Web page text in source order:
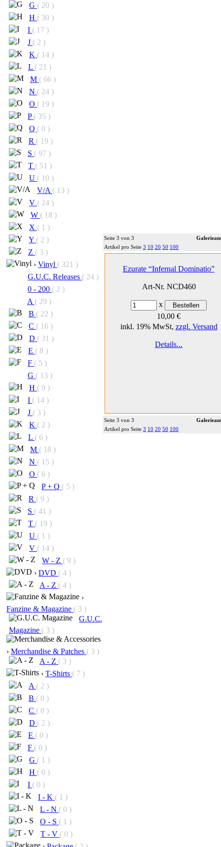
G ( 20 )
H ( 30 )
I ( 17 )
J ( 2 )
K ( 14 )
L ( 21 )
M ( 66 )
N ( 24 )
O ( 19 )
P ( 35 )
Q ( 0 )
R ( 19 )
S ( 97 )
T ( 51 )
U ( 10 )
V/A ( 13 )
V ( 24 )
W ( 18 )
X ( 1 )
Y ( 2 )
Z ( 3 )
› Vinyl ( 321 )
G.U.C. Releases ( 24 )
0 - 200 ( 2 )
A ( 29 )
B ( 22 )
C ( 16 )
D ( 31 )
E ( 8 )
F ( 5 )
G ( 13 )
H ( 9 )
I ( 14 )
J ( 3 )
K ( 2 )
L ( 6 )
M ( 18 )
N ( 15 )
O ( 6 )
P + Q ( 5 )
R ( 9 )
S ( 41 )
T ( 19 )
U ( 1 )
V ( 14 )
W - Z ( 9 )
› DVD ( 4 )
A - Z ( 4 )
›
Fanzine & Magazine ( 3 )
G.U.C.
Magazine ( 3 )
› Merchandise & Patches ( 3 )
A - Z ( 3 )
› T-Shirts ( 7 )
A ( 2 )
B ( 0 )
C ( 0 )
D ( 2 )
E ( 0 )
F ( 0 )
G ( 1 )
H ( 0 )
I ( 0 )
I - K ( 1 )
L - N ( 0 )
O - S ( 1 )
T - V ( 0 )
Seite 3 von 3
Artikel pro Seite 3 10 20 50 100
Ezurate “Infernal Dominatio”
Art-Nr. NCD460
x
10,00 €
inkl. 19% MwSt, zzgl. Versand
Details...
Seite 3 von 3
Artikel pro Seite 3 10 20 50 100